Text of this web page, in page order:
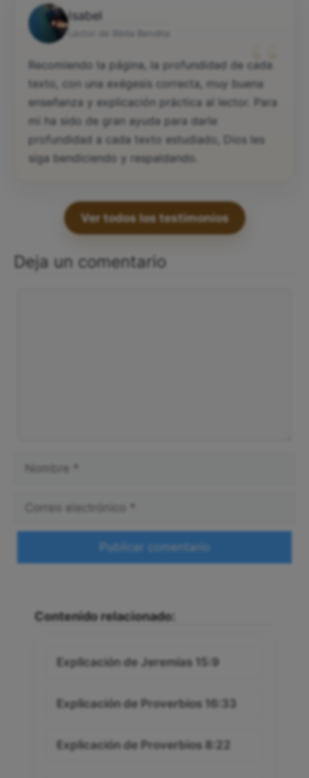
Isabel
“
Recomiendo la página, la profundidad de cada
texto, con una exégesis correcta, muy buena
enseñanza y explicación práctica al lector. Para
mi ha sido de gran ayuda para darle
profundidad a cada texto estudiado, Dios les
siga bendiciendo y respaldando.
Ver todos los testimonios
Deja un comentario
Contenido relacionado:
Explicación de Jeremías 15:9
Explicación de Proverbios 16:33
Explicación de Proverbios 8:22